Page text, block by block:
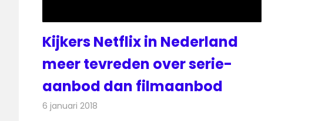
Kijkers Netflix in Nederland
meer tevreden over serie-
aanbod dan filmaanbod
6 januari 2018